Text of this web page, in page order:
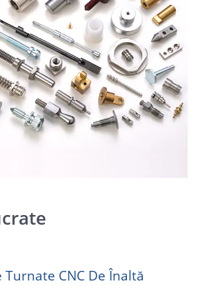
Turnate CNC De Înaltă